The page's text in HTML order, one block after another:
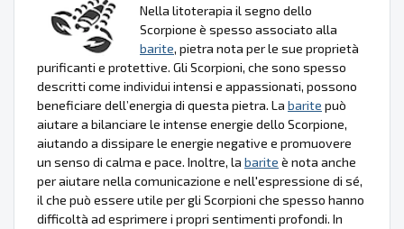
Nella litoterapia il segno dello
Scorpione è spesso associato alla
barite, pietra nota per le sue proprietà
purificanti e protettive. Gli Scorpioni, che sono spesso
descritti come individui intensi e appassionati, possono
beneficiare dell’energia di questa pietra. La barite può
aiutare a bilanciare le intense energie dello Scorpione,
aiutando a dissipare le energie negative e promuovere
un senso di calma e pace. Inoltre, la barite è nota anche
per aiutare nella comunicazione e nell'espressione di sé,
il che può essere utile per gli Scorpioni che spesso hanno
difficoltà ad esprimere i propri sentimenti profondi. In